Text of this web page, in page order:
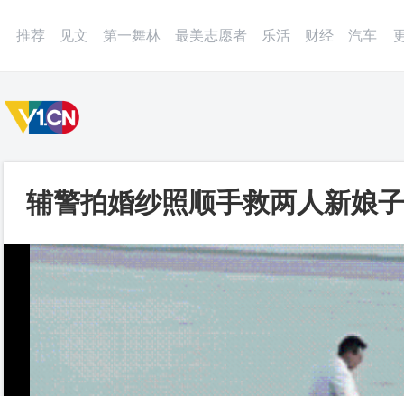
推荐 见文 第一舞林 最美志愿者 乐活 财经 汽车
辅警拍婚纱照顺手救两人新娘
一视频